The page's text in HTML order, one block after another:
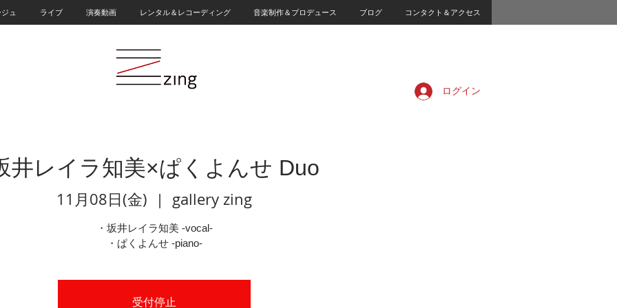
ュ ライブ 演奏動画 レンタル＆レコーディング 音楽制作＆プロデュース ブログ コンタクト＆アクセス
ログイン
井レイラ知美×ぱくよんせ Duo
11月08日(金)
  |
gallery zing
・坂井レイラ知美 -vocal-
・ぱくよんせ -piano-
受付停止